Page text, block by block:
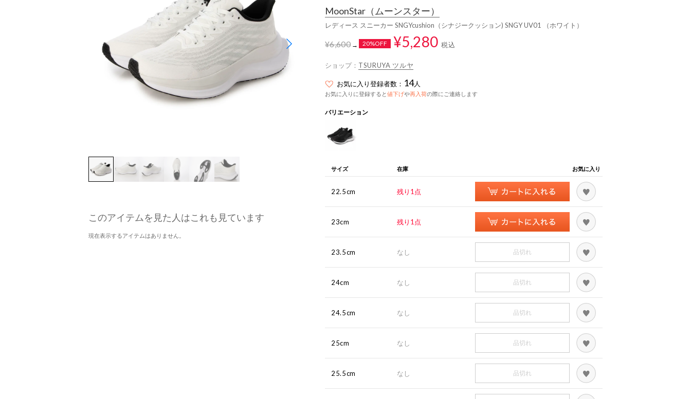
このアイテムを見た人はこれも見ています
現在表示するアイテムはありません。
MoonStar （ムーンスター）
レディース スニーカー SNGYcushion（シナジークッション) SNGY UV01 （ホワイト）
¥6,600→ 20%OFF ¥5,280 税込
ショップ： TSURUYA ツルヤ
お気に入り登録者数： 14人
お気に入りに登録すると値下げや再入荷の際にご連絡します
バリエーション
サイズ 在庫 お気に入り
22.5cm 残り1点
23cm 残り1点
23.5cm なし 品切れ
24cm なし 品切れ
24.5cm なし 品切れ
25cm なし 品切れ
25.5cm なし 品切れ